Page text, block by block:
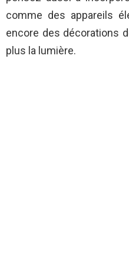
comme des appareils
encore des décorations
plus la lumière.